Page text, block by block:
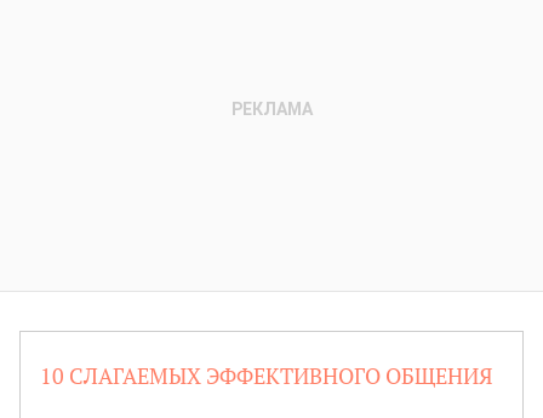
10 СЛАГАЕМЫХ ЭФФЕКТИВНОГО ОБЩЕНИЯ